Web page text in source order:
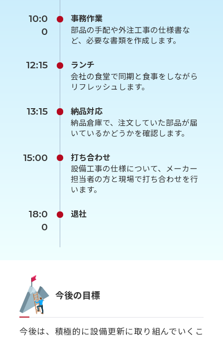
10:0
0
事務作業
部品の手配や外注工事の仕様書な
ど、必要な書類を作成します。
12:15 ランチ
会社の食堂で同期と食事をしながら
リフレッシュします。
13:15 納品対応
納品倉庫で、注文していた部品が届
いているかどうかを確認します。
15:00 打ち合わせ
設備工事の仕様について、メーカー
担当者の方と現場で打ち合わせを行
います。
18:0
0
退社
今後の目標
今後は、積極的に設備更新に取り組んでいくこ